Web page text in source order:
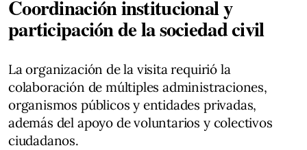
Coordinación institucional y
participación de la sociedad civil
La organización de la visita requirió la
colaboración de múltiples administraciones,
organismos públicos y entidades privadas,
además del apoyo de voluntarios y colectivos
ciudadanos.